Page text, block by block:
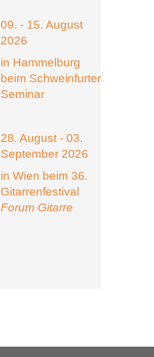
09. - 15. August
2026
in Hammelburg
beim Schweinfurter
Seminar
28. August - 03.
September 2026
in Wien beim 36.
Gitarrenfestival
Forum Gitarre